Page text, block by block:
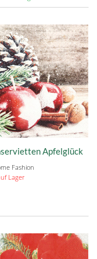
Apfelglück
Fashion
Lager